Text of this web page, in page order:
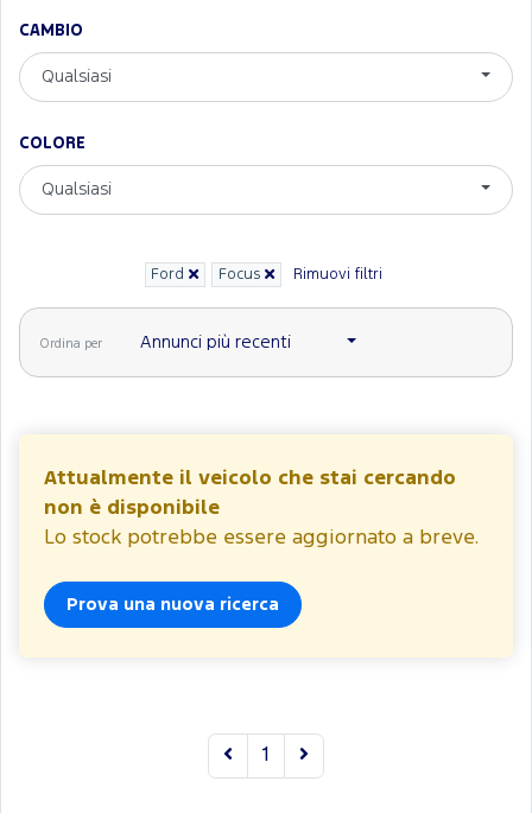
CAMBIO
Qualsiasi
COLORE
Qualsiasi
Ford Focus Rimuovi filtri
Ordina per Annunci più recenti
Attualmente il veicolo che stai cercando
non è disponibile
Lo stock potrebbe essere aggiornato a breve.
Prova una nuova ricerca
1